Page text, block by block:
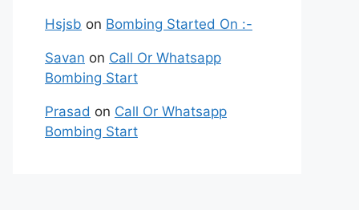
Hsjsb on Bombing Started On :-
Savan on Call Or Whatsapp
Bombing Start
Prasad on Call Or Whatsapp
Bombing Start